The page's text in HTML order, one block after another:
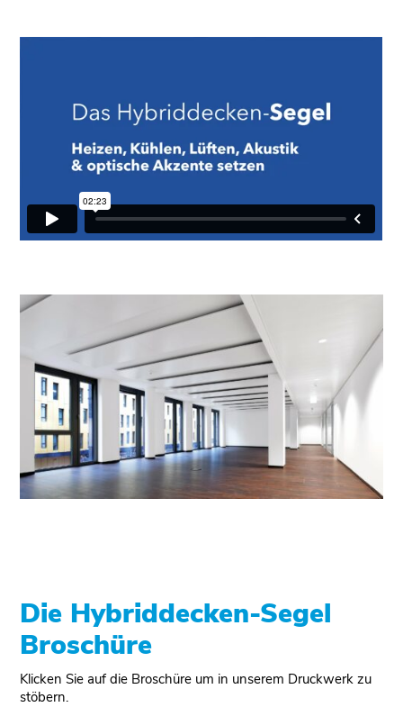
Die Hybriddecken-Segel
Broschüre
Klicken Sie auf die Broschüre um in unserem Druckwerk zu
stöbern.